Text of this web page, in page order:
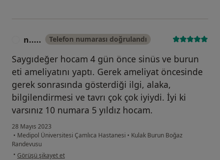
n..... Telefon numarası doğrulandı
Saygıdeğer hocam 4 gün önce sinüs ve burun
eti ameliyatını yaptı. Gerek ameliyat öncesinde
gerek sonrasında gösterdiği ilgi, alaka,
bilgilendirmesi ve tavrı çok çok iyiydi. İyi ki
varsınız 10 numara 5 yıldız hocam.
28 Mayıs 2023
• Medipol Üniversitesi Çamlıca Hastanesi • Kulak Burun Boğaz
Randevusu
• kullanıcının görüşüne göre n.....
Görüşü şikayet et